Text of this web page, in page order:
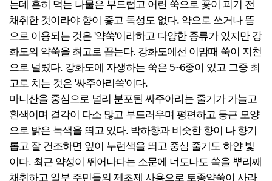
는데 흔히 먹는 나물은 부드럽고 어린 쑥으로 꽃이 피기 전
채취한 것이라야 향이 좋고 독성도 없다. 약으로 쓰거나 뜸
으로 이용되는 것은 '약쑥'이라하고 다양한 종류가 있지만 강
화도의 약쑥을 최고로 꼽는다. 강화도에선 이맘때 쑥이 지천
으로 널렸다. 강화도에 자생하는 쑥은 5~6종이 있고 그중 최
고로 치는 것은 '싸주아리쑥'이다.
마니산을 중심으로 널리 분포된 싸주아리는 줄기가 가늘고
흰색이며 결각이 다소 많고 부드러우며 평편하고 둥근 모양
으로 밝은 녹색을 띄고 있다. 박하향과 비슷한 향이 나 향기
롭고 잘 건조하면 잎이 누런색을 띄고 중심 줄기도 하얀 빛
이다. 최근 약성이 뛰어나다는 소문에 너도나도 쑥을 뿌리째
채취하고 일부 주민들의 제초제 사용으로 토종약쑥이 사라